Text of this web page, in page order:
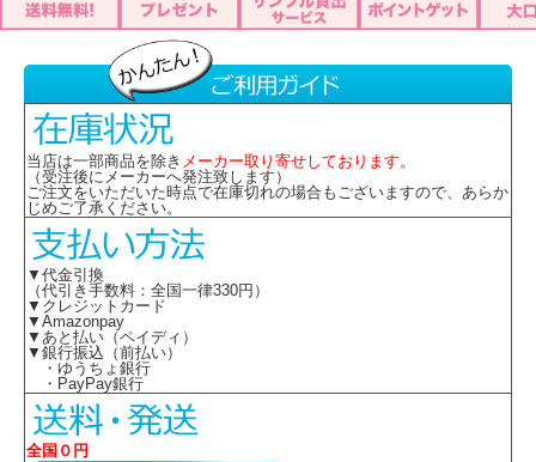
当店は一部商品を除き メーカー取り寄せしております。
（受注後にメーカーへ発注致します）
ご注文をいただいた時点で在庫切れの場合もございますので、あらか
じめご了承ください。
▼代金引換
（代引き手数料：全国一律330円）
▼クレジットカード
▼Amazonpay
▼あと払い（ペイディ）
▼銀行振込（前払い）
・ゆうちょ銀行
・PayPay銀行
全国０円